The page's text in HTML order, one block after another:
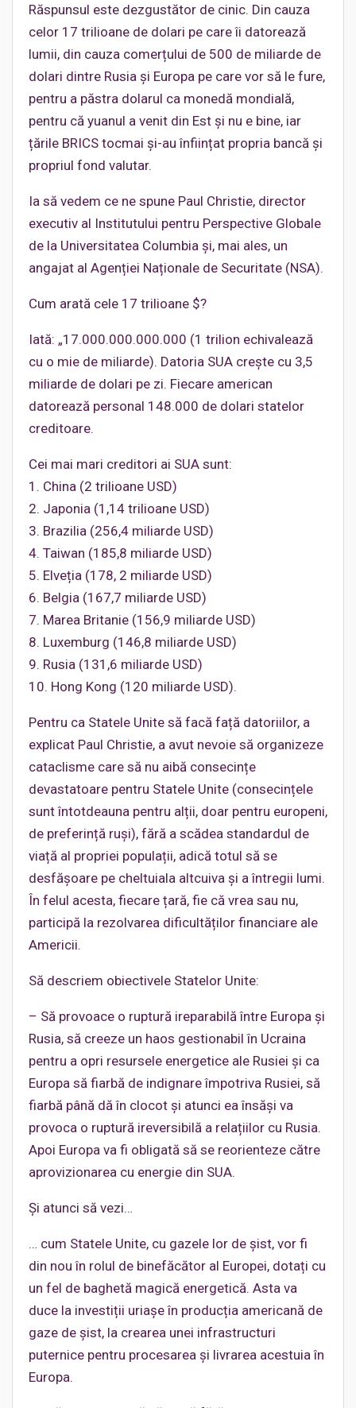
Răspunsul este dezgustător de cinic. Din cauza
celor 17 trilioane de dolari pe care îi datorează
lumii, din cauza comerțului de 500 de miliarde de
dolari dintre Rusia și Europa pe care vor să le fure,
pentru a păstra dolarul ca monedă mondială,
pentru că yuanul a venit din Est și nu e bine, iar
țările BRICS tocmai și-au înființat propria bancă și
propriul fond valutar.
Ia să vedem ce ne spune Paul Christie, director
executiv al Institutului pentru Perspective Globale
de la Universitatea Columbia și, mai ales, un
angajat al Agenției Naționale de Securitate (NSA).
Cum arată cele 17 trilioane $?
Iată: „17.000.000.000.000 (1 trilion echivalează
cu o mie de miliarde). Datoria SUA crește cu 3,5
miliarde de dolari pe zi. Fiecare american
datorează personal 148.000 de dolari statelor
creditoare.
Cei mai mari creditori ai SUA sunt:
1. China (2 trilioane USD)
2. Japonia (1,14 trilioane USD)
3. Brazilia (256,4 miliarde USD)
4. Taiwan (185,8 miliarde USD)
5. Elveția (178, 2 miliarde USD)
6. Belgia (167,7 miliarde USD)
7. Marea Britanie (156,9 miliarde USD)
8. Luxemburg (146,8 miliarde USD)
9. Rusia (131,6 miliarde USD)
10. Hong Kong (120 miliarde USD).
Pentru ca Statele Unite să facă față datoriilor, a
explicat Paul Christie, a avut nevoie să organizeze
cataclisme care să nu aibă consecințe
devastatoare pentru Statele Unite (consecințele
sunt întotdeauna pentru alții, doar pentru europeni,
de preferință ruși), fără a scădea standardul de
viață al propriei populații, adică totul să se
desfășoare pe cheltuiala altcuiva și a întregii lumi.
În felul acesta, fiecare țară, fie că vrea sau nu,
participă la rezolvarea dificultăților financiare ale
Americii.
Să descriem obiectivele Statelor Unite:
– Să provoace o ruptură ireparabilă între Europa și
Rusia, să creeze un haos gestionabil în Ucraina
pentru a opri resursele energetice ale Rusiei și ca
Europa să fiarbă de indignare împotriva Rusiei, să
fiarbă până dă în clocot și atunci ea însăși va
provoca o ruptură ireversibilă a relațiilor cu Rusia.
Apoi Europa va fi obligată să se reorienteze către
aprovizionarea cu energie din SUA.
Și atunci să vezi…
… cum Statele Unite, cu gazele lor de șist, vor fi
din nou în rolul de binefăcător al Europei, dotați cu
un fel de baghetă magică energetică. Asta va
duce la investiții uriașe în producția americană de
gaze de șist, la crearea unei infrastructuri
puternice pentru procesarea și livrarea acestuia în
Europa.